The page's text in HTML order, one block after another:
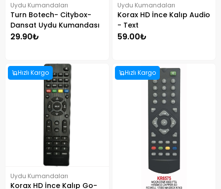
Uydu Kumandaları
Turn Botech- Citybox-
Dansat Uydu Kumandası
29.90₺
Uydu Kumandaları
Korax HD İnce Kalıp Audio
- Text
59.00₺
Hızlı Kargo
Uydu Kumandaları
Korax HD İnce Kalıp Go-
Hızlı Kargo